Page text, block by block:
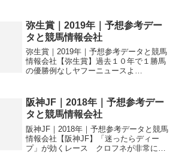
弥生賞｜2019年｜予想参考デー
タと競馬情報会社
弥生賞｜2019年｜予想参考データと競馬
情報会社【弥生賞】過去１０年で１勝馬
の優勝例なしヤフーニュースよ
４・１４皐月賞優先出走権）過去１０年
ワンポイント】過去１０年の単...
阪神JF｜2018年｜予想参考デー
タと競馬情報会社
阪神JF｜2018年｜予想参考データと競馬
情報会社【阪神JF】「迷ったらディー
プ」が効くレース クロフネが非常に好